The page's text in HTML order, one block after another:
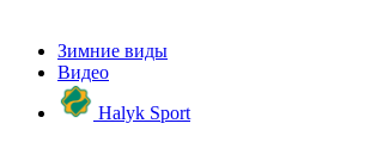
Зимние виды
Видео
Halyk Sport